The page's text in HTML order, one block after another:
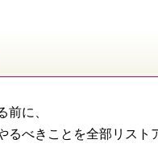
前に、
るべきことを全部リスト